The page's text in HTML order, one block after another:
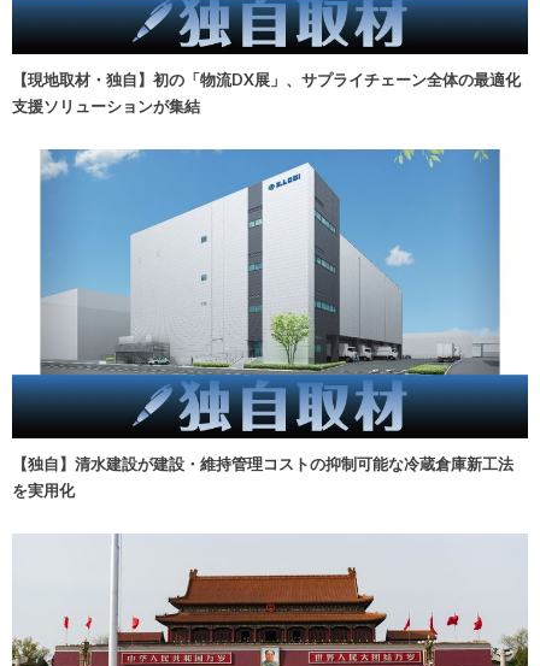
【現地取材・独自】初の「物流DX展」、サプライチェーン全体の最適化
支援ソリューションが集結
【独自】清水建設が建設・維持管理コストの抑制可能な冷蔵倉庫新工法
を実用化